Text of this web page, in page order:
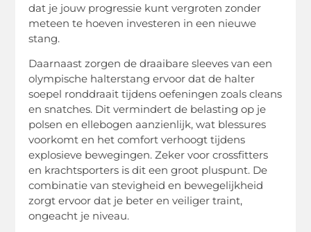
dat je jouw progressie kunt vergroten zonder
meteen te hoeven investeren in een nieuwe
stang.
Daarnaast zorgen de draaibare sleeves van een
olympische halterstang ervoor dat de halter
soepel ronddraait tijdens oefeningen zoals cleans
en snatches. Dit vermindert de belasting op je
polsen en ellebogen aanzienlijk, wat blessures
voorkomt en het comfort verhoogt tijdens
explosieve bewegingen. Zeker voor crossfitters
en krachtsporters is dit een groot pluspunt. De
combinatie van stevigheid en bewegelijkheid
zorgt ervoor dat je beter en veiliger traint,
ongeacht je niveau.